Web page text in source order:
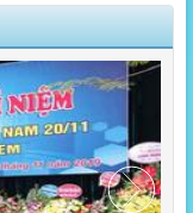
GIỎI CẤP
DÂN VŨ CÔNG
THPT MỸ